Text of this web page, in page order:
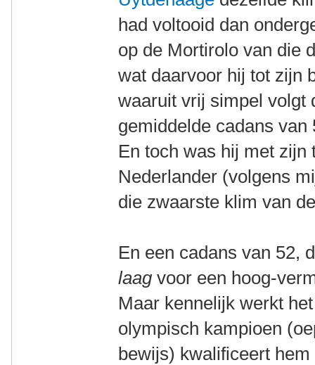
had voltooid dan
op de Mortirolo van die
wat daarvoor hij tot zijn
waaruit vrij simpel volgt
gemiddelde cadans
En toch was hij met zijn
Nederlander (volgens
die zwaarste klim van
En een cadans van 52,
laagvoor een hoog-
Maar kennelijk werkt
olympisch kampioen
bewijs) kwalificeert